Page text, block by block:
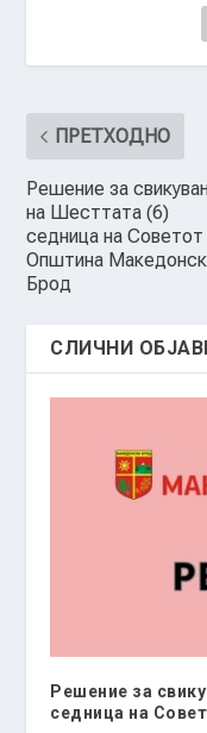
ПРЕТХОДНО
Решение за
на Шесттата (6)
седница на Советот
Општина
Брод
СЛИЧНИ
Решение за
седница на